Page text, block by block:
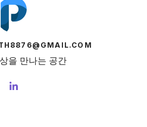
을 만나는 공간